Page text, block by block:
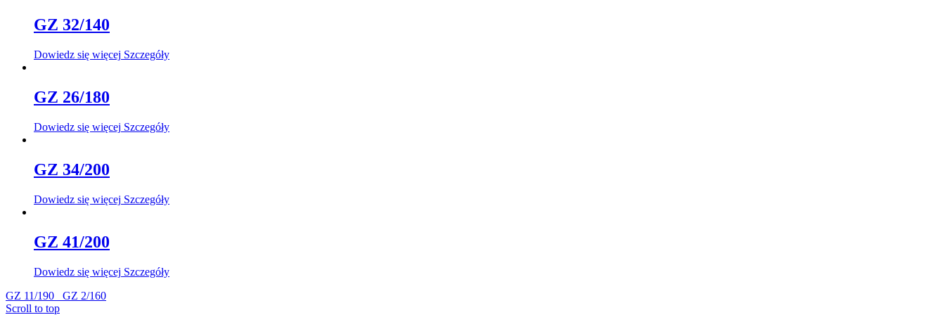
GZ 32/140
Dowiedz się więcej Szczegóły
GZ 26/180
Dowiedz się więcej Szczegóły
GZ 34/200
Dowiedz się więcej Szczegóły
GZ 41/200
Dowiedz się więcej Szczegóły
GZ 11/190
GZ 2/160
Scroll to top